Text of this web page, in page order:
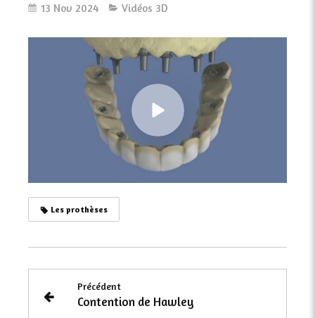
13 Nov 2024 Vidéos 3D
Les prothèses
Précédent
Contention de Hawley